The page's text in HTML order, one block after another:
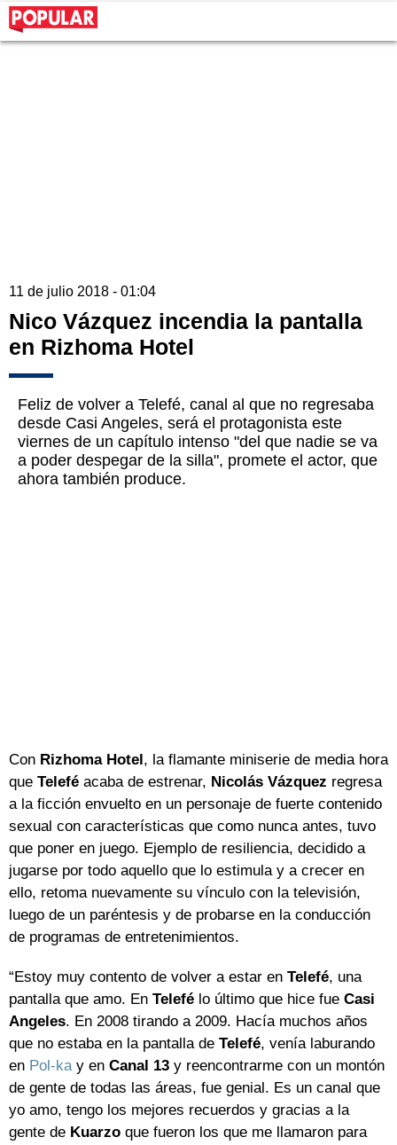
11 de julio 2018 - 01:04
Nico Vázquez incendia la pantalla
en Rizhoma Hotel
Feliz de volver a Telefé, canal al que no regresaba
desde Casi Angeles, será el protagonista este
viernes de un capítulo intenso "del que nadie se va
a poder despegar de la silla", promete el actor, que
ahora también produce.
Con Rizhoma Hotel, la flamante miniserie de media hora
que Telefé acaba de estrenar, Nicolás Vázquez regresa
a la ficción envuelto en un personaje de fuerte contenido
sexual con características que como nunca antes, tuvo
que poner en juego. Ejemplo de resiliencia, decidido a
jugarse por todo aquello que lo estimula y a crecer en
ello, retoma nuevamente su vínculo con la televisión,
luego de un paréntesis y de probarse en la conducción
de programas de entretenimientos.
“Estoy muy contento de volver a estar en Telefé, una
pantalla que amo. En Telefé lo último que hice fue Casi
Angeles. En 2008 tirando a 2009. Hacía muchos años
que no estaba en la pantalla de Telefé, venía laburando
en Pol-kay en Canal 13 y reencontrarme con un montón
de gente de todas las áreas, fue genial. Es un canal que
yo amo, tengo los mejores recuerdos y gracias a la
gente de Kuarzo que fueron los que me llamaron para